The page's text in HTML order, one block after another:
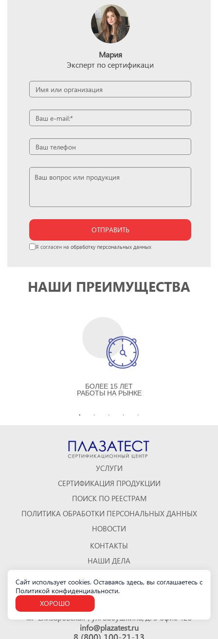
Мария
Эксперт по сертификаци
ОТПРАВИТЬ
Я согласен на обработку персональных данных
НАШИ ПРЕИМУЩЕСТВА
БОЛЕЕ 15 ЛЕТ
РАБОТЫ НА РЫНКЕ
УСЛУГИ
СЕРТИФИКАЦИЯ ПРОДУКЦИИ
ПОИСК ПО РЕЕСТРАМ
ПОЛИТИКА ОБРАБОТКИ ПЕРСОНАЛЬНЫХ ДАННЫХ
НОВОСТИ
КОНТАКТЫ
НАШИ ДЕЛА
КАРТА САЙТА
Санкт-Петербург
м. "Елизаровская", ул. Бабушкина, д. 3 офис 423
info@plazatest.ru
Сайт использует cookies. Оставаясь здесь, вы соглашаетесь с
Политикой конфиденциальности.
ХОРОШО